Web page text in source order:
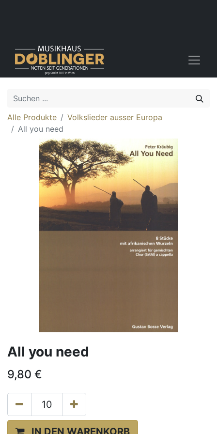
Alle Produkte
Volkslieder ausser Europa
All you need
All you need
9,80 €
IN DEN WARENKORB